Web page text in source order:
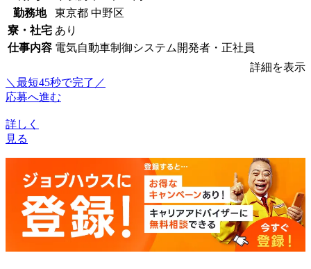
勤務地
東京都 中野区
寮・社宅 あり
仕事内容 電気自動車制御システム開発者・正社員
詳細を表示
＼最短45秒で完了／
応募へ進む
詳しく
見る